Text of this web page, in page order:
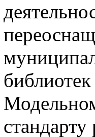
стандарту